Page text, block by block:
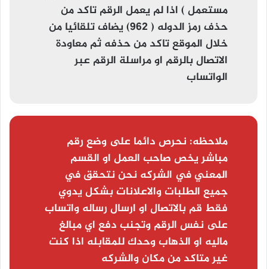
مستعمل ) اذا لم يعمل الرقم تاكد من
حذف رمز الدوله ( 962) يضاف تلقائيا من
خلال الموقع تاكد من حذفه ثم معاودة
الاتصال بالرقم او مراسلة الرقم عبر
الواتساب
ملاحظه: نحرص دائما على وضع رقم
مباشر يخص صاحب العمل او القسم
المعني في الشركه نحن نتحقق في
جميع الطلبات والاعلانات بشكل يدوي
فقط قم بالاتصال او ارسال رساله واتساب
على نفس الرقم وتجنب دفع اي مبالغ
ماليه او الذهاب وحدك للمقابله اذا كنت
غير متاكد من مكان والشركه